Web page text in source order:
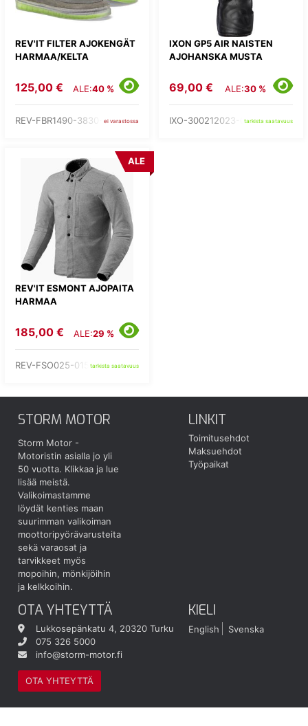
REV'IT FILTER AJOKENGÄT
HARMAA/KELTA
125,00 € ALE:40 %
REV-FBR1490-3830- ei varastossa
IXON GP5 AIR NAISTEN
AJOHANSKA MUSTA
69,00 € ALE:30 %
IXO-300212023-01-tarkista saatavuus
REV'IT ESMONT AJOPAITA
HARMAA
ALE
185,00 € ALE:29 %
REV-FSO025-0150-tarkista saatavuus
STORM MOTOR
Storm Motor -
Motoristin asialla jo yli
50 vuotta. Klikkaa ja lue
lisää meistä.
Valikoimastamme
löydät kenties maan
suurimman valikoiman
moottoripyörävarusteita
sekä varaosat ja
tarvikkeet myös
mopoihin, mönkijöihin
ja kelkkoihin.
LINKIT
Toimitusehdot
Maksuehdot
Työpaikat
OTA YHTEYTTÄ
Lukkosepänkatu 4, 20320 Turku
075 326 5000
info@storm-motor.fi
OTA YHTEYTTÄ
KIELI
English Svenska